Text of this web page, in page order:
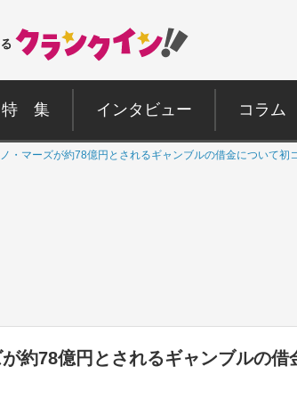
特 集 インタビュー コラム
・マーズが約78億円とされるギャンブルの借金について初
約78億円とされるギャンブルの借